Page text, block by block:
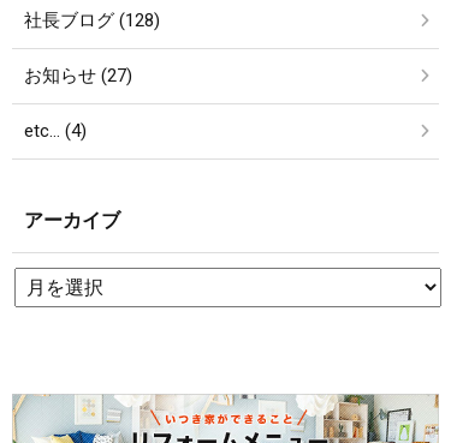
社長ブログ (128)
お知らせ (27)
etc… (4)
アーカイブ